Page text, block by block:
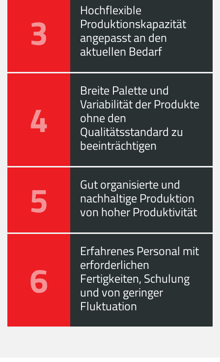
3 Hochflexible
Produktionskapazität
angepasst an den
aktuellen Bedarf
4
Breite Palette und
Variabilität der Produkte
ohne den
Qualitätsstandard zu
beeinträchtigen
5 Gut organisierte und
nachhaltige Produktion
von hoher Produktivität
6
Erfahrenes Personal mit
erforderlichen
Fertigkeiten, Schulung
und von geringer
Fluktuation